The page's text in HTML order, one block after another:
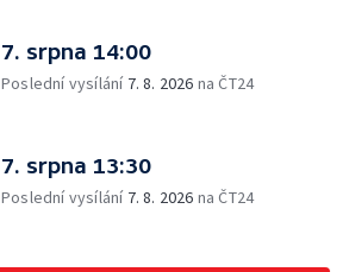
7. srpna 14:00
Poslední vysílání 7. 8. 2026 na ČT24
7. srpna 13:30
Poslední vysílání 7. 8. 2026 na ČT24